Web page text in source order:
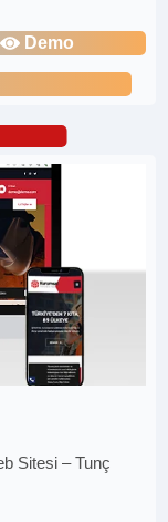
Demo
Sitesi – Tunç